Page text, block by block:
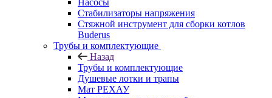
Насосы
Стабилизаторы напряжения
Стяжной инструмент для сборки котлов
Buderus
Трубы и комплектующие
Назад
Трубы и комплектующие
Душевые лотки и трапы
Мат РЕХАУ